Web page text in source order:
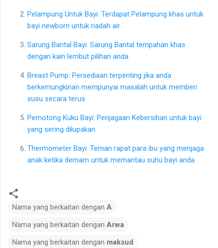
Pelampung Untuk Bayi: Terdapat Pelampung khas untuk
bayi newborn untuk riadah air
Sarung Bantal Bayi: Sarung Bantal tempahan khas
dengan kain lembut pilihan anda
Breast Pump: Persediaan terpenting jika anda
berkemungkinan mempunyai masalah untuk memberi
susu secara terus
Pemotong Kuku Bayi: Penjagaan Kebersihan untuk bayi
yang sering dilupakan
Thermometer Bayi: Teman rapat para ibu yang menjaga
anak ketika demam untuk memantau suhu bayi anda
Nama yang berkaitan dengan A
Nama yang berkaitan dengan Arwa
Nama yang berkaitan dengan maksud